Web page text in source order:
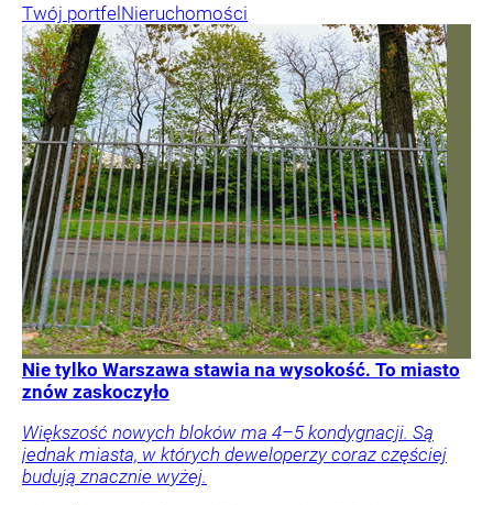
Twój portfel Nieruchomości
Nie tylko Warszawa stawia na wysokość. To miasto
znów zaskoczyło
Większość nowych bloków ma 4–5 kondygnacji. Są
jednak miasta, w których deweloperzy coraz częściej
budują znacznie wyżej.